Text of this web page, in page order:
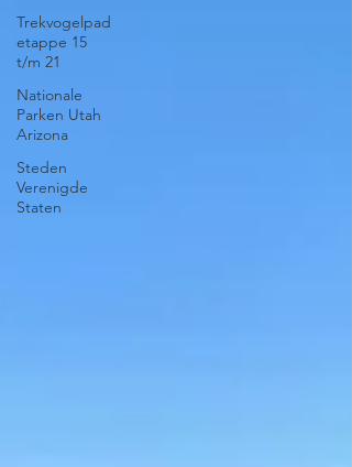
Trekvogelpad
etappe 15
t/m 21
Nationale
Parken Utah
Arizona
Steden
Verenigde
Staten